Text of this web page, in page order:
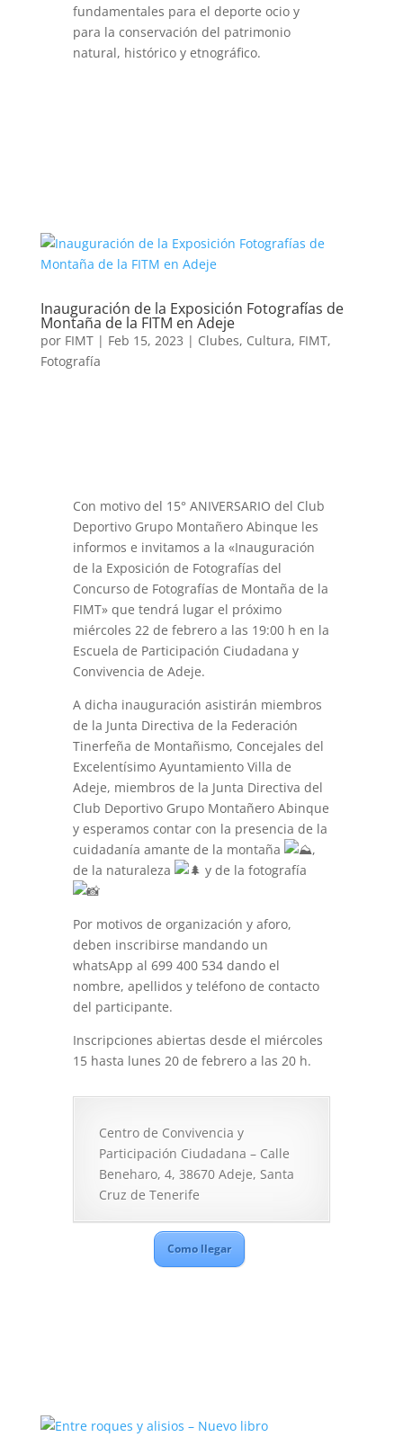
fundamentales para el deporte ocio y
para la conservación del patrimonio
natural, histórico y etnográfico.
Inauguración de la Exposición Fotografías de
Montaña de la FITM en Adeje
por FIMT| Feb 15, 2023 | Clubes, Cultura, FIMT,
Fotografía
Con motivo del 15° ANIVERSARIO del Club
Deportivo Grupo Montañero Abinque les
informos e invitamos a la «Inauguración
de la Exposición de Fotografías del
Concurso de Fotografías de Montaña de la
FIMT» que tendrá lugar el próximo
miércoles 22 de febrero a las 19:00 h en la
Escuela de Participación Ciudadana y
Convivencia de Adeje.
A dicha inauguración asistirán miembros
de la Junta Directiva de la Federación
Tinerfeña de Montañismo, Concejales del
Excelentísimo Ayuntamiento Villa de
Adeje, miembros de la Junta Directiva del
Club Deportivo Grupo Montañero Abinque
y esperamos contar con la presencia de la
cuidadanía amante de la montaña
,
de la naturaleza
y de la fotografía
Por motivos de organización y aforo,
deben inscribirse mandando un
whatsApp al 699 400 534 dando el
nombre, apellidos y teléfono de contacto
del participante.
Inscripciones abiertas desde el miércoles
15 hasta lunes 20 de febrero a las 20 h.
Centro de Convivencia y
Participación Ciudadana – Calle
Beneharo, 4, 38670 Adeje, Santa
Cruz de Tenerife
Como llegar